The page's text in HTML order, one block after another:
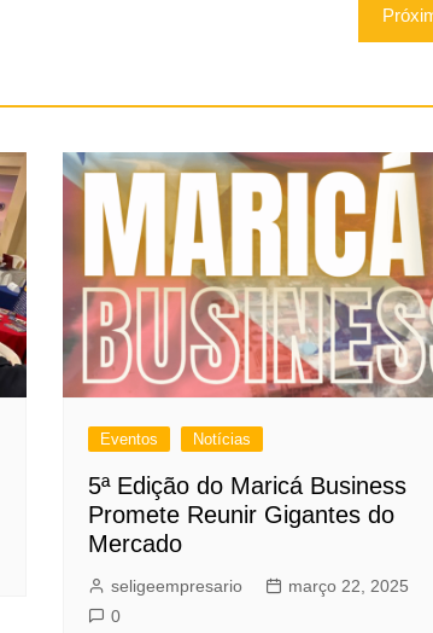
Eventos Notícias
5ª Edição do Maricá Business
Promete Reunir Gigantes do
Mercado
seligeempresario
março 22, 2025
0